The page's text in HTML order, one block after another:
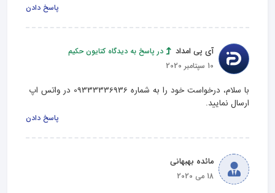
پاسخ دادن
آی پی امداد
در پاسخ به دیدگاه کتایون حکیم
10 سپتامبر 2020
با سلام، درخواست خود را به شماره 09333336936 در واتس اپ
ارسال نمایید.
پاسخ دادن
مائده بهبهانی
18 می 2020